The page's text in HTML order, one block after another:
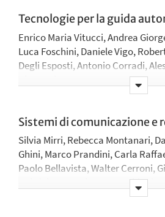
Tecnologie per la guida
Enrico Maria Vitucci, Andrea
Luca Foschini, Daniele Vigo,
Degli Esposti, Antonio Corradi,
Sistemi di comunicazione e
Silvia Mirri, Rebecca Montanari,
Ghini, Marco Prandini, Carla
Paolo Bellavista, Walter Cerroni,
Gabriele D’Angelo, Marco Chiani,
Fuschini, Marina Barbiroli,